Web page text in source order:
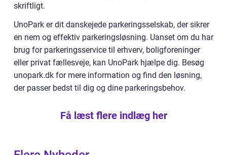
skriftligt.
UnoPark er dit danskejede parkeringsselskab, der sikrer
en nem og effektiv parkeringsløsning. Uanset om du har
brug for parkeringsservice til erhverv, boligforeninger
eller privat fællesveje, kan UnoPark hjælpe dig. Besøg
unopark.dk for mere information og find den løsning,
der passer bedst til dig og dine parkeringsbehov.
Få læst flere indlæg her